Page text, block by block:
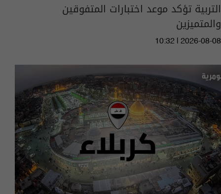
التربية تؤكد موعد اختبارات المتفوقين
والمتميزين
10:32 | 2026-08-08